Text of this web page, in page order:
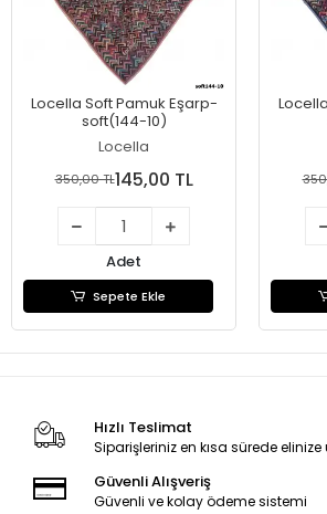
Locella Soft Pamuk Eşarp-
soft(144-10)
Locella
350,00 TL145,00 TL
Adet
Sepete Ekle
Hızlı Teslimat
Siparişleriniz en kısa sürede elinize
Güvenli Alışveriş
Güvenli ve kolay ödeme sistemi